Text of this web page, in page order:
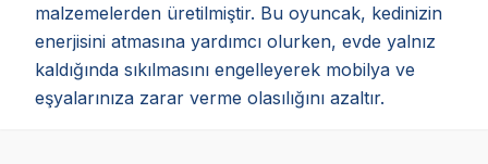
malzemelerden üretilmiştir. Bu oyuncak, kedinizin
enerjisini atmasına yardımcı olurken, evde yalnız
kaldığında sıkılmasını engelleyerek mobilya ve
eşyalarınıza zarar verme olasılığını azaltır.